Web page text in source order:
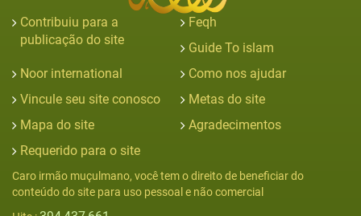
Contribuiu para a
publicação do site
Feqh
Guide To islam
Noor international
Como nos ajudar
Vincule seu site conosco
Metas do site
Mapa do site
Agradecimentos
Requerido para o site
Caro irmão muçulmano, você tem o direito de beneficiar do
conteúdo do site para uso pessoal e não comercial